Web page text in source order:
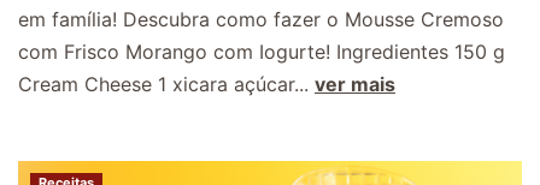
em família! Descubra como fazer o Mousse Cremoso
com Frisco Morango com Iogurte! Ingredientes 150 g
Cream Cheese 1 xicara açúcar... ver mais